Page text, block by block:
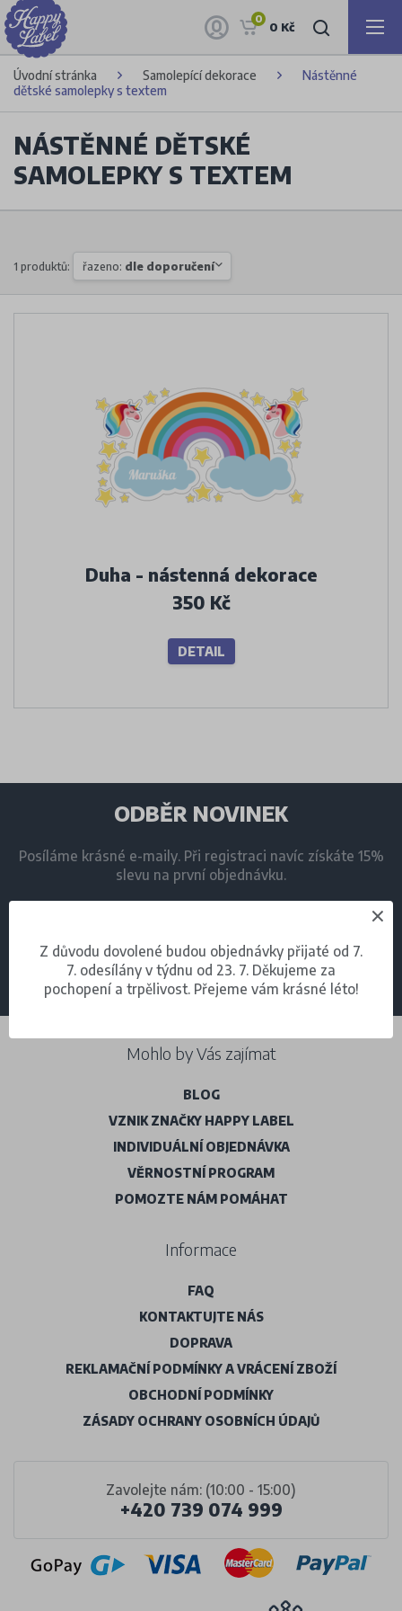
0
0 Kč
Úvodní stránka Samolepící dekorace
Nástěnné
dětské samolepky s textem
NÁSTĚNNÉ DĚTSKÉ
SAMOLEPKY S TEXTEM
1 produktů: řazeno: dle doporučení
Duha - nástenná dekorace
350 Kč
DETAIL
ODBĚR NOVINEK
Posíláme krásné e-maily. Při registraci navíc získáte 15%
slevu na první objednávku.
ODEBÍRAT
Zavolejte nám: (10:00 - 15:00)
+420 739 074 999
Mohlo by Vás zajímat
BLOG
VZNIK ZNAČKY HAPPY LABEL
INDIVIDUÁLNÍ OBJEDNÁVKA
VĚRNOSTNÍ PROGRAM
POMOZTE NÁM POMÁHAT
Informace
FAQ
KONTAKTUJTE NÁS
DOPRAVA
REKLAMAČNÍ PODMÍNKY A VRÁCENÍ ZBOŽÍ
OBCHODNÍ PODMÍNKY
ZÁSADY OCHRANY OSOBNÍCH ÚDAJŮ
Z důvodu dovolené budou objednávky přijaté od 7.
7. odesílány v týdnu od 23. 7. Děkujeme za
pochopení a trpělivost. Přejeme vám krásné léto!